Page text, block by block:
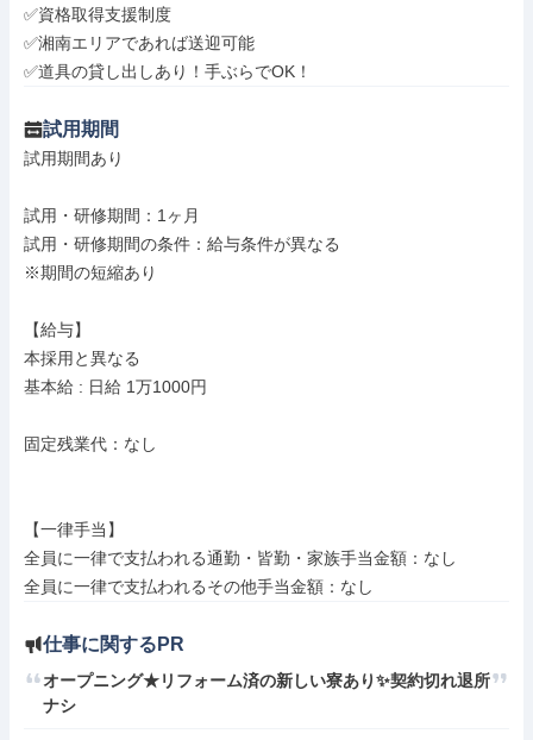
✅資格取得支援制度
✅湘南エリアであれば送迎可能
✅道具の貸し出しあり！手ぶらでOK！
試用期間
試用期間あり
試用・研修期間：1ヶ月
試用・研修期間の条件：給与条件が異なる
※期間の短縮あり
【給与】
本採用と異なる
基本給 : 日給 1万1000円
固定残業代：なし
【一律手当】
全員に一律で支払われる通勤・皆勤・家族手当金額：なし
仕事に関するPR
オープニング★リフォーム済の新しい寮あり✨契約切れ退所
ナシ